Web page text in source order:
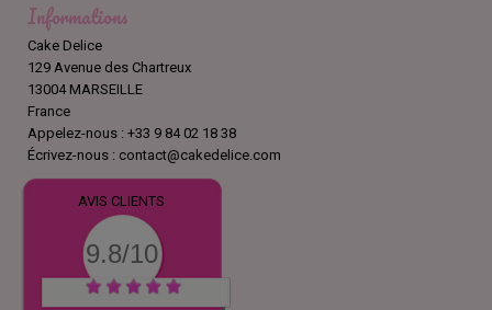
Informations
Cake Delice
129 Avenue des Chartreux
13004 MARSEILLE
France
Appelez-nous : +33 9 84 02 18 38
Écrivez-nous : contact@cakedelice.com
AVIS CLIENTS
9.8/10